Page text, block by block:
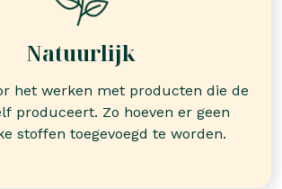
Natuurlijk
het werken met producten die de
produceert. Zo hoeven er geen
stoffen toegevoegd te worden.